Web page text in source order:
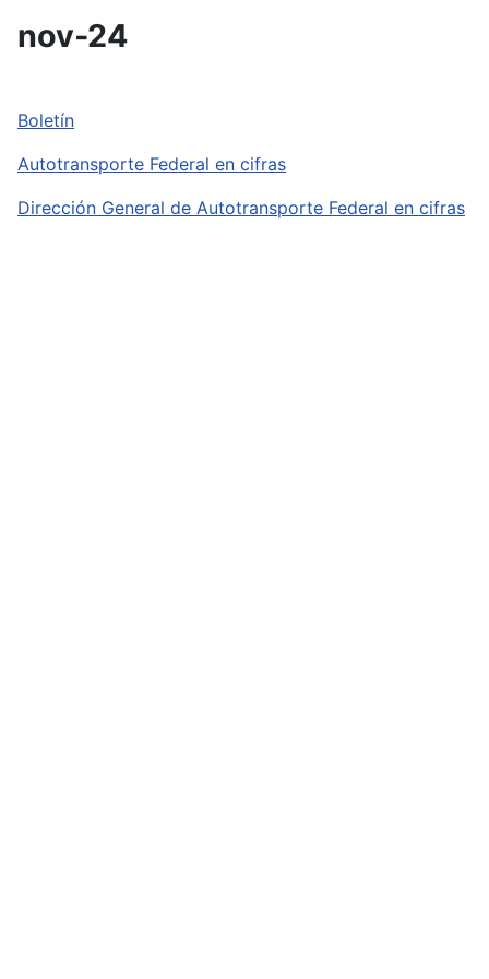
nov-24
Boletín
Autotransporte Federal en cifras
Dirección General de Autotransporte Federal en cifras